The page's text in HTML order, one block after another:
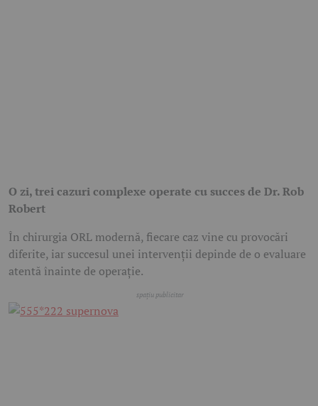
O zi, trei cazuri complexe operate cu succes de Dr. Rob
Robert
În chirurgia ORL modernă, fiecare caz vine cu provocări
diferite, iar succesul unei intervenții depinde de o evaluare
atentă înainte de operație.